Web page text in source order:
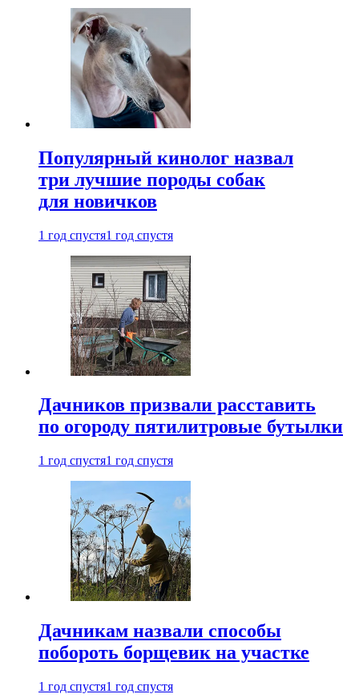
Популярный кинолог назвал
три лучшие породы собак
для новичков
1 год спустя1 год спустя
Дачников призвали расставить
по огороду пятилитровые бутылки
1 год спустя1 год спустя
Дачникам назвали способы
побороть борщевик на участке
1 год спустя1 год спустя